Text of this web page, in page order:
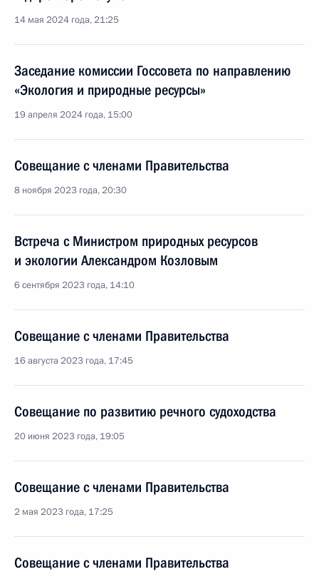
14 мая 2024 года, 21:25
Заседание комиссии Госсовета по направлению
«Экология и природные ресурсы»
19 апреля 2024 года, 15:00
Совещание с членами Правительства
8 ноября 2023 года, 20:30
Встреча с Министром природных ресурсов
и экологии Александром Козловым
6 сентября 2023 года, 14:10
Совещание с членами Правительства
16 августа 2023 года, 17:45
Совещание по развитию речного судоходства
20 июня 2023 года, 19:05
Совещание с членами Правительства
2 мая 2023 года, 17:25
Совещание с членами Правительства